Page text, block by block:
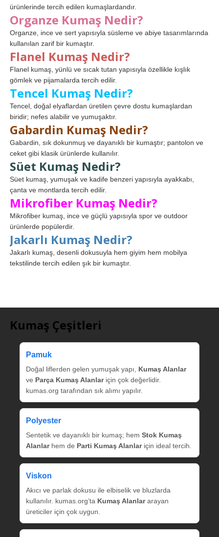
ürünlerinde tercih edilen kumaşlardandır.
Organze Kumaş Nedir?
Organze, ince ve sert yapısıyla süsleme ve abiye tasarımlarında
kullanılan zarif bir kumaştır.
Flanel Kumaş Nedir?
Flanel kumaş, yünlü ve sıcak tutan yapısıyla özellikle kışlık
gömlek ve pijamalarda tercih edilir.
Tencel Kumaş Nedir?
Tencel, doğal elyaflardan üretilen çevre dostu kumaşlardan
biridir; nefes alabilir ve yumuşaktır.
Gabardin Kumaş Nedir?
Gabardin, sık dokunmuş ve dayanıklı bir kumaştır; pantolon ve
ceket gibi klasik ürünlerde kullanılır.
Süet Kumaş Nedir?
Süet kumaş, yumuşak ve kadife benzeri yapısıyla ayakkabı,
çanta ve montlarda tercih edilir.
Mikrofiber Kumaş Nedir?
Mikrofiber kumaş, ince ve güçlü yapısıyla spor ve outdoor
ürünlerde popülerdir.
Jakarlı Kumaş Nedir?
Jakarlı kumaş, desenli dokusuyla hem giyim hem mobilya
tekstilinde tercih edilen şık bir kumaştır.
Kumaş Çeşitleri
Pamuk
Doğal liflerden gelen yumuşak yapı, Kumaş Alanlar
ve Parça Kumaş Alanlariçin çok değerlidir.
kumas.org tarafından sık alımı yapılır.
Polyester
Sentetik ve dayanıklı bir kumaş; hem Stok Kumaş
Alanlarhem de Parti Kumaş Alanlariçin ideal tercih.
Viskon
Akıcı ve parlak dokusu ile elbiselik ve bluzlarda
kullanılır. kumas.org’ta Kumaş Alanlararayan
üreticiler için çok uygun.